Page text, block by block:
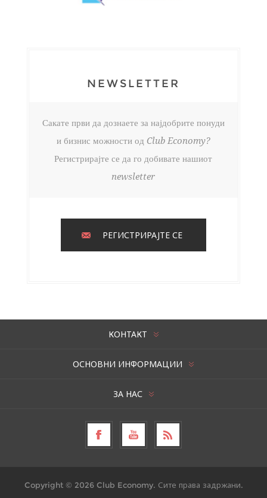
NEWSLETTER
Сакате први да дознаете за најдобрите понуди
и бизнис можности од Club Economy?
Регистрирајте се да го добивате нашиот
newsletter
РЕГИСТРИРАЈТЕ СЕ
КОНТАКТ
ОСНОВНИ ИНФОРМАЦИИ
ЗА НАС
Copyright © 2026 Club Economy. Сите права задржани.